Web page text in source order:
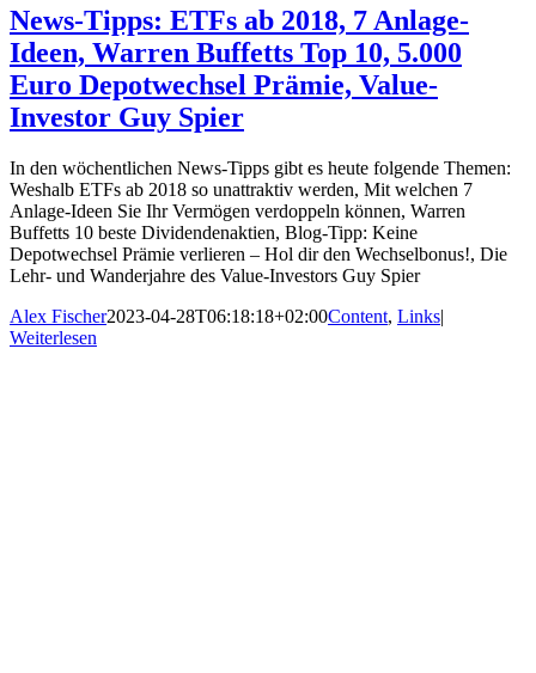
News-Tipps: ETFs ab 2018, 7 Anlage-
Ideen, Warren Buffetts Top 10, 5.000
Euro Depotwechsel Prämie, Value-
Investor Guy Spier
In den wöchentlichen News-Tipps gibt es heute folgende Themen:
Weshalb ETFs ab 2018 so unattraktiv werden, Mit welchen 7
Anlage-Ideen Sie Ihr Vermögen verdoppeln können, Warren
Buffetts 10 beste Dividendenaktien, Blog-Tipp: Keine
Depotwechsel Prämie verlieren – Hol dir den Wechselbonus!, Die
Lehr- und Wanderjahre des Value-Investors Guy Spier
Alex Fischer2023-04-28T06:18:18+02:00Content, Links|
Weiterlesen